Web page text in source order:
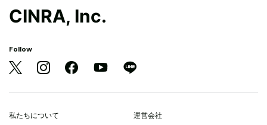
CINRA, Inc.
Follow
私たちについて 運営会社